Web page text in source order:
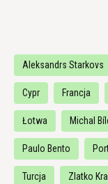
Aleksandrs Starkovs
Cypr Francja
Łotwa Michal
Paulo Bento
Turcja Zlatko